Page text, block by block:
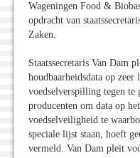
Wageningen Food &
opdracht van
Zaken.
Staatssecretaris Van Dam
houdbaarheidsdata op
voedselverspilling tegen te
producenten om data op
voedselveiligheid te
speciale lijst staan, hoeft
vermeld. Van Dam pleit